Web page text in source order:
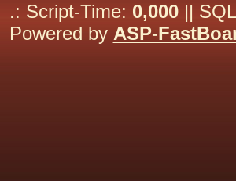
.: Script-Time: 0,000||
Powered by ASP-